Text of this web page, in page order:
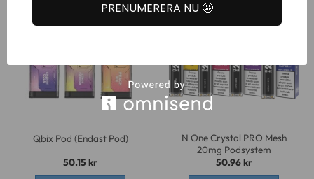
olika
alternativen
kan
väljas
produktsidan
olika
alternativen
kan
produktsidan
Qbix Pod (Endast Pod)
50.15 kr
N One Crystal PRO Mesh
20mg Podsystem
50.96kr
PRENUMERERA NU 🤩